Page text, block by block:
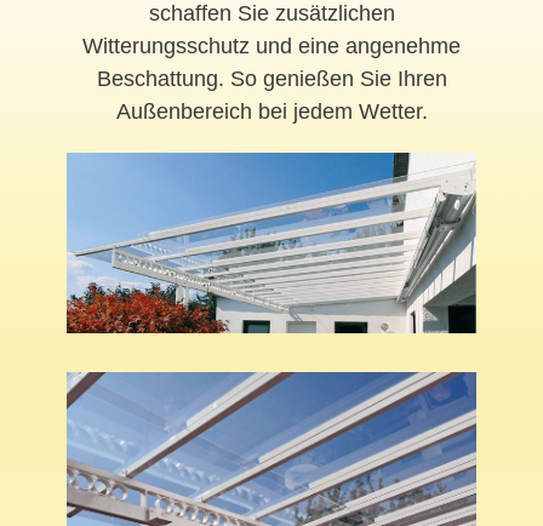
schaffen Sie zusätzlichen
Witterungsschutz und eine angenehme
Beschattung. So genießen Sie Ihren
Außenbereich bei jedem Wetter.